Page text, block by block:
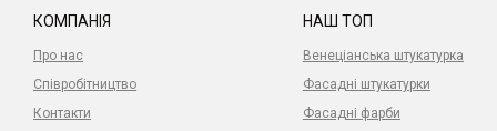
КОМПАНІЯ
Про нас
Співробітництво
Контакти
НАШ ТОП
Венеціанська штукатурка
Фасадні штукатурки
Фасадні фарби